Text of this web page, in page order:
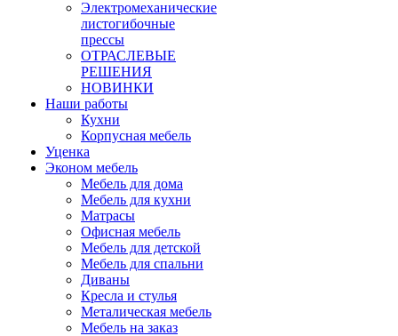
Электромеханические
листогибочные
прессы
ОТРАСЛЕВЫЕ
РЕШЕНИЯ
НОВИНКИ
Наши работы
Кухни
Корпусная мебель
Уценка
Эконом мебель
Мебель для дома
Мебель для кухни
Матрасы
Офисная мебель
Мебель для детской
Мебель для спальни
Диваны
Кресла и стулья
Металическая мебель
Мебель на заказ